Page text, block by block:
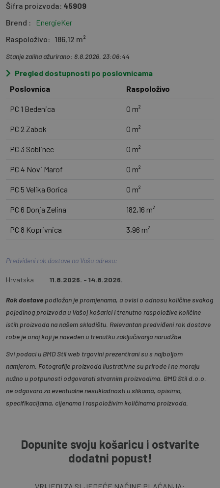
Šifra proizvoda: 45909
Brend :
EnergieKer
Raspoloživo: 186,12 m²
Stanje zaliha ažurirano: 8.8.2026. 23:06:44
Pregled dostupnosti po poslovnicama
Poslovnica
Raspoloživo
PC 1 Bedenica 0 m²
PC 2 Zabok 0 m²
PC 3 Soblinec 0 m²
PC 4 Novi Marof 0 m²
PC 5 Velika Gorica 0 m²
PC 6 Donja Zelina 182,16 m²
PC 8 Koprivnica 3,96 m²
Predviđeni rok dostave na Vašu adresu:
Hrvatska 11.8.2026. - 14.8.2026.
Rok dostave podložan je promjenama, a ovisi o odnosu količine svakog
pojedinog proizvoda u Vašoj košarici i trenutno raspoložive količine
istih proizvoda na našem skladištu. Relevantan predviđeni rok dostave
robe je onaj koji je naveden u trenutku zaključivanja narudžbe.
Svi podaci u BMD Stil web trgovini prezentirani su s najboljom
namjerom. Fotografije proizvoda ilustrativne su prirode i ne moraju
nužno u potpunosti odgovarati stvarnim proizvodima. BMD Stil d.o.o.
ne odgovara za eventualne nesukladnosti u slikama, opisima,
specifikacijama, cijenama i raspoloživim količinama proizvoda.
Dopunite svoju košaricu i ostvarite
dodatni popust!